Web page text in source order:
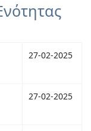
27-02-2025
27-02-2025